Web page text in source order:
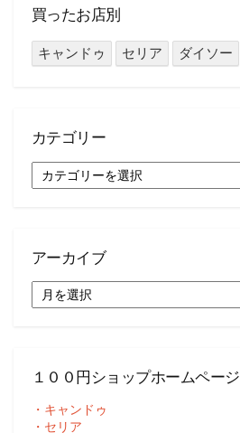
買ったお店別
キャンドゥ セリア ダイソー
カテゴリー
テ
アーカイブ
ー
１００円ショップホームページ
・キャンドゥ
・セリア